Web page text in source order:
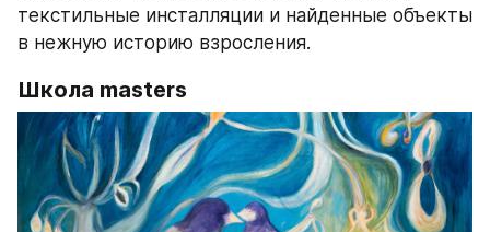
текстильные инсталляции и найденные объекты
в нежную историю взросления.
Школа masters